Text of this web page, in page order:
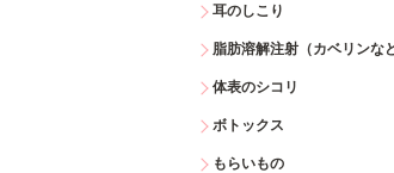
耳のしこり
脂肪溶解注射（カベリンなど
体表のシコリ
ボトックス
もらいもの